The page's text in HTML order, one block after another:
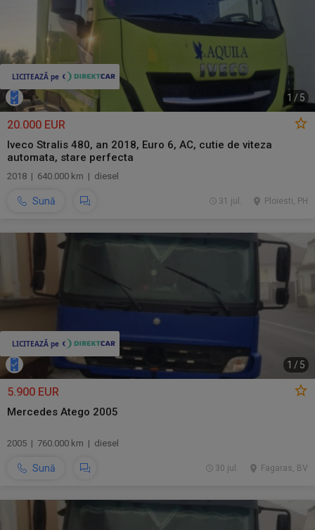
1 / 5
20.000 EUR
Iveco Stralis 480, an 2018, Euro 6, AC, cutie de viteza
automata, stare perfecta
2018 | 640.000 km | diesel
Sună Ploiesti, PH
31 jul.
1 / 5
5.900 EUR
Mercedes Atego 2005
2005 | 760.000 km | diesel
Sună Fagaras, BV
30 jul.